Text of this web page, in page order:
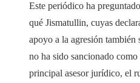
Este periódico ha
qué Jismatullin, cuyas
apoyo a la agresión también
no ha sido sancionado
principal asesor jurídico, el